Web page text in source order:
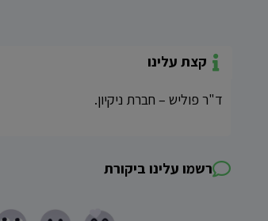
קצת עלינו
ד"ר פוליש – חברת ניקיון.
רשמו עלינו ביקורת